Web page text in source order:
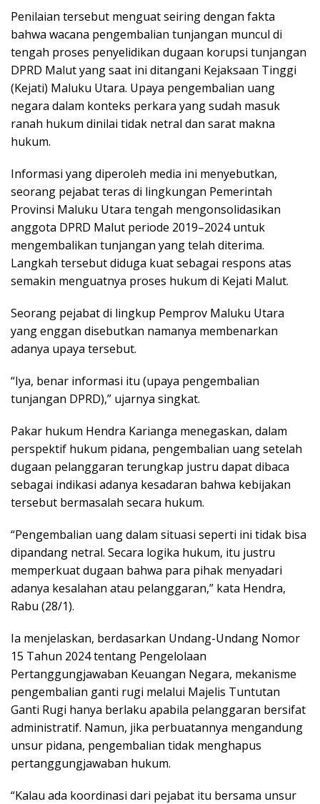
Penilaian tersebut menguat seiring dengan fakta
bahwa wacana pengembalian tunjangan muncul di
tengah proses penyelidikan dugaan korupsi tunjangan
DPRD Malut yang saat ini ditangani Kejaksaan Tinggi
(Kejati) Maluku Utara. Upaya pengembalian uang
negara dalam konteks perkara yang sudah masuk
ranah hukum dinilai tidak netral dan sarat makna
hukum.
Informasi yang diperoleh media ini menyebutkan,
seorang pejabat teras di lingkungan Pemerintah
Provinsi Maluku Utara tengah mengonsolidasikan
anggota DPRD Malut periode 2019–2024 untuk
mengembalikan tunjangan yang telah diterima.
Langkah tersebut diduga kuat sebagai respons atas
semakin menguatnya proses hukum di Kejati Malut.
Seorang pejabat di lingkup Pemprov Maluku Utara
yang enggan disebutkan namanya membenarkan
adanya upaya tersebut.
“Iya, benar informasi itu (upaya pengembalian
tunjangan DPRD),” ujarnya singkat.
Pakar hukum Hendra Karianga menegaskan, dalam
perspektif hukum pidana, pengembalian uang setelah
dugaan pelanggaran terungkap justru dapat dibaca
sebagai indikasi adanya kesadaran bahwa kebijakan
tersebut bermasalah secara hukum.
“Pengembalian uang dalam situasi seperti ini tidak bisa
dipandang netral. Secara logika hukum, itu justru
memperkuat dugaan bahwa para pihak menyadari
adanya kesalahan atau pelanggaran,” kata Hendra,
Rabu (28/1).
Ia menjelaskan, berdasarkan Undang-Undang Nomor
15 Tahun 2024 tentang Pengelolaan
Pertanggungjawaban Keuangan Negara, mekanisme
pengembalian ganti rugi melalui Majelis Tuntutan
Ganti Rugi hanya berlaku apabila pelanggaran bersifat
administratif. Namun, jika perbuatannya mengandung
unsur pidana, pengembalian tidak menghapus
pertanggungjawaban hukum.
“Kalau ada koordinasi dari pejabat itu bersama unsur